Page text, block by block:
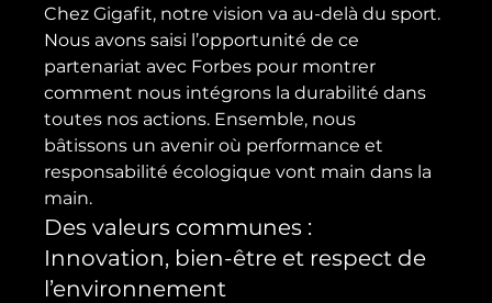
Chez Gigafit, notre vision va au-delà du sport.
Nous avons saisi l’opportunité de ce
partenariat avec Forbes pour montrer
comment nous intégrons la durabilité dans
toutes nos actions. Ensemble, nous
bâtissons un avenir où performance et
responsabilité écologique vont main dans la
main.
Des valeurs communes :
Innovation, bien-être et respect de
l’environnement